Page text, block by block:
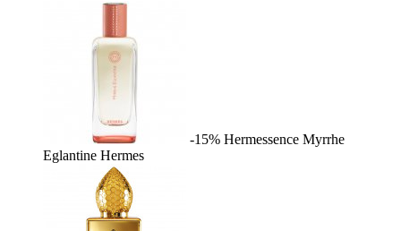
-15% Hermessence Myrrhe
Eglantine Hermes